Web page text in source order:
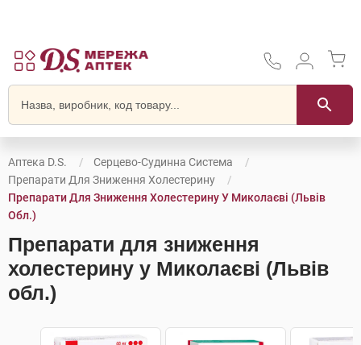
Аптека D.S.
Серцево-Судинна Система
Препарати Для Зниження Холестерину
Препарати Для Зниження Холестерину У Миколаєві (Львів
Обл.)
Препарати для зниження
холестерину у Миколаєві (Львів
обл.)